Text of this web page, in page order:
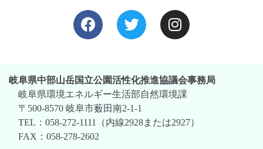
岐阜県中部山岳国立公園活性化推進協議会事務局
岐阜県環境エネルギー生活部自然環境課
〒500-8570 岐阜市薮田南2-1-1
TEL：058-272-1111（内線2928または2927）
FAX：058-278-2602